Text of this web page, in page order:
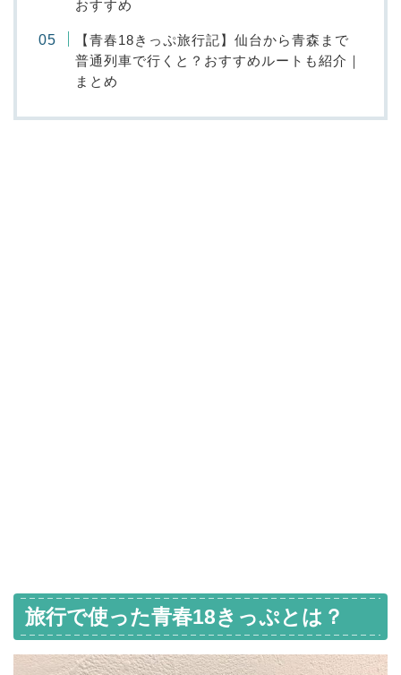
おすすめ
【青春18きっぷ旅行記】仙台から青森まで
普通列車で行くと？おすすめルートも紹介｜
まとめ
旅行で使った青春18きっぷとは？